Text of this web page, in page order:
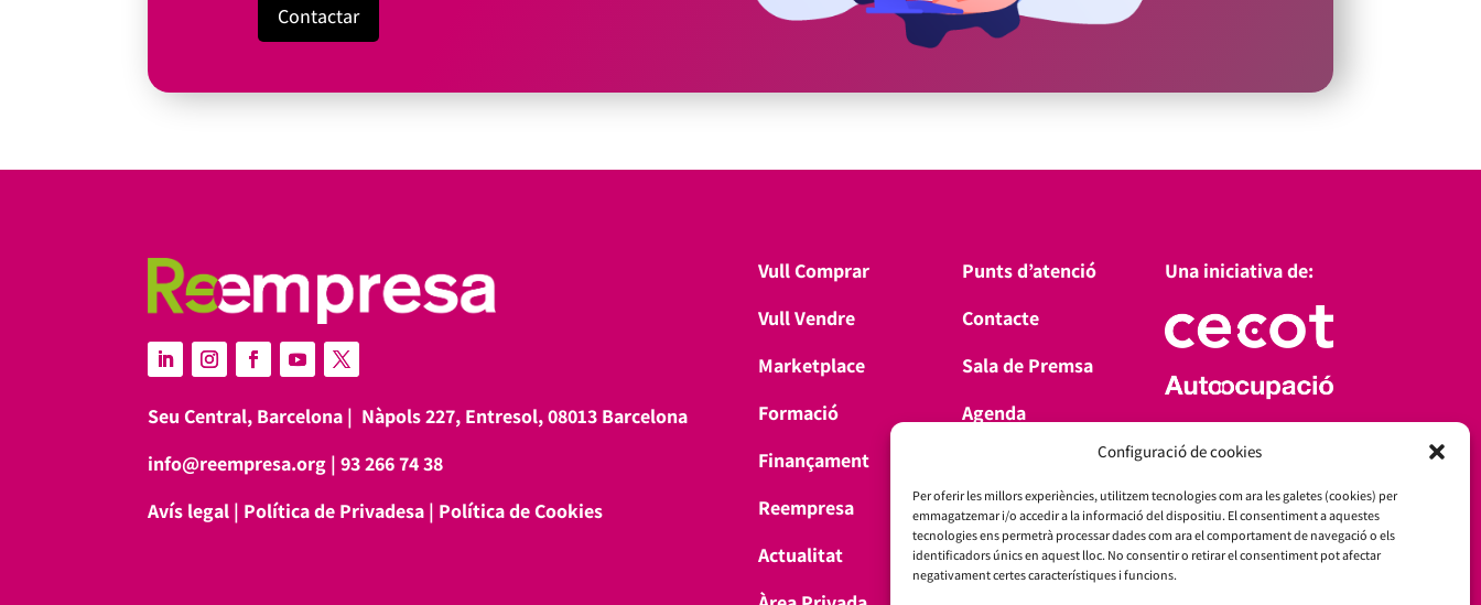
Configuració de cookies
Per oferir les millors experiències, utilitzem tecnologies com ara les galetes (cookies) per
emmagatzemar i/o accedir a la informació del dispositiu. El consentiment a aquestes
tecnologies ens permetrà processar dades com ara el comportament de navegació o els
identificadors únics en aquest lloc. No consentir o retirar el consentiment pot afectar
negativament certes característiques i funcions.
Contactar
Seu Central, Barcelona | Nàpols 227, Entresol, 08013 Barcelona
info@reempresa.org |93 266 74 38
Avís legal | Política de Privadesa | Política de Cookies
Vull Comprar
Vull Vendre
Marketplace
Formació
Finançament
Reempresa
Actualitat
Punts d’atenció
Contacte
Sala de Premsa
Agenda
Una iniciativa de:
Amb el suport de: